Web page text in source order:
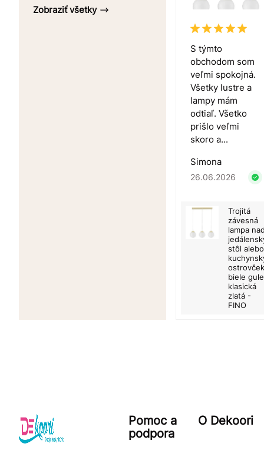
Zobraziť všetky
S týmto
obchodom som
veľmi spokojná.
Všetky lustre a
lampy mám
odtiaľ. Všetko
prišlo veľmi
skoro a...
Simona
26.06.2026
Trojitá
závesná
lampa
stôl alebo
biele
klasická
zlatá -
FINO
Pomoc a
podpora
O Dekoori